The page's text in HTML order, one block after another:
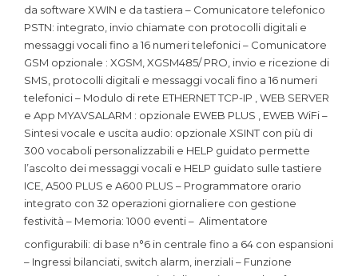
da software XWIN e da tastiera – Comunicatore telefonico
PSTN: integrato, invio chiamate con protocolli digitali e
messaggi vocali fino a 16 numeri telefonici – Comunicatore
GSM opzionale : XGSM, XGSM485/ PRO, invio e ricezione di
SMS, protocolli digitali e messaggi vocali fino a 16 numeri
telefonici – Modulo di rete ETHERNET TCP-IP , WEB SERVER
e App MYAVSALARM : opzionale EWEB PLUS , EWEB WiFi –
Sintesi vocale e uscita audio: opzionale XSINT con più di
300 vocaboli personalizzabili e HELP guidato permette
l’ascolto dei messaggi vocali e HELP guidato sulle tastiere
ICE, A500 PLUS e A600 PLUS – Programmatore orario
integrato con 32 operazioni giornaliere con gestione
festività – Memoria: 1000 eventi – Alimentatore
configurabili: di base n°6 in centrale fino a 64 con espansioni
– Ingressi bilanciati, switch alarm, inerziali – Funzione